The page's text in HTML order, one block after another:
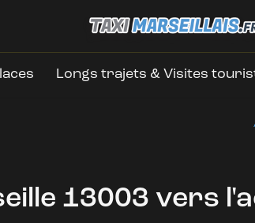
Longs trajets & Visites
13003 vers